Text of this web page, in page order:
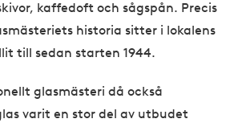
kaffedoft och sågspån. Precis
historia sitter i lokalens
till sedan starten 1944.
glasmästeri då också
varit en stor del av utbudet